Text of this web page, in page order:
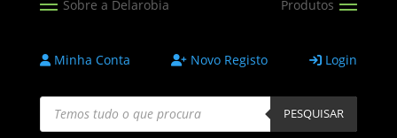
Minha Conta Novo Registo Login
Products
search PESQUISAR